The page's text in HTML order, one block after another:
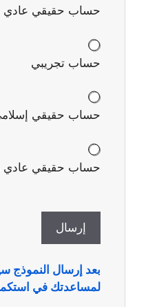
حساب حقيقي عادي
حساب تجريبي
حساب حقيقي
حساب حقيقي عادي
إرسال
بعد إرسال النموذج
لمساعدتك في